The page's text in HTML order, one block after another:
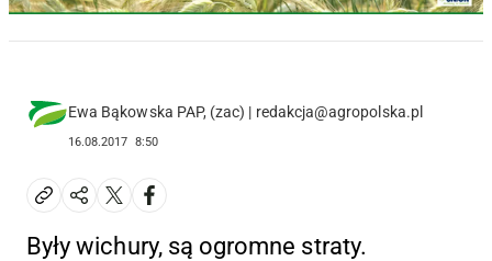
Ewa Bąkowska PAP, (zac) | redakcja@agropolska.pl
16.08.2017 8:50
Były wichury, są ogromne straty.